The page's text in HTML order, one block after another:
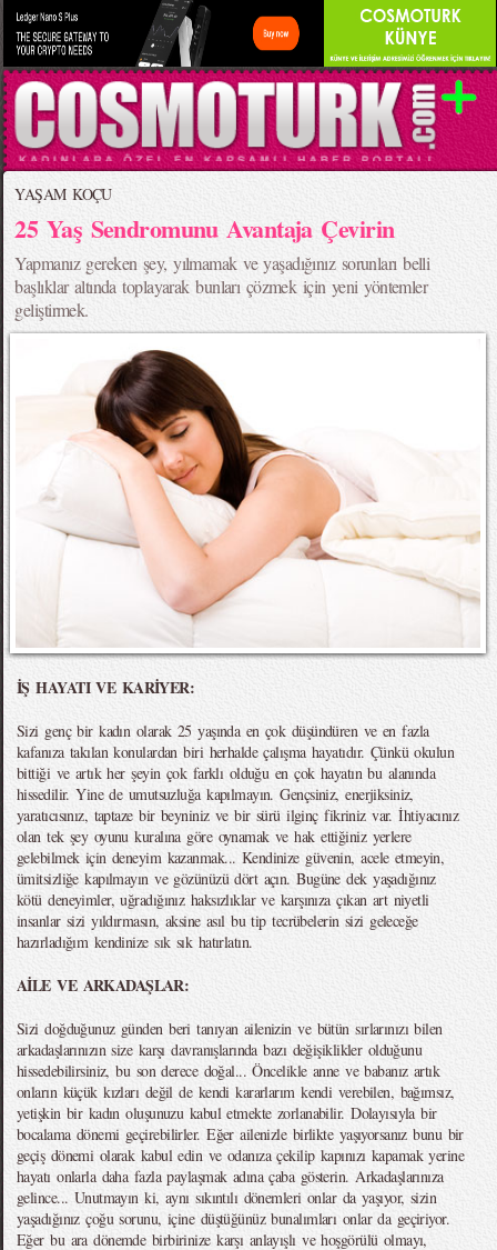
YAŞAM KOÇU
25 Yaş Sendromunu Avantaja Çevirin
Yapmanız gereken şey, yılmamak ve yaşadığınız sorunları belli
başlıklar altında toplayarak bunları çözmek için yeni yöntemler
geliştirmek.
İŞ HAYATI VE KARİYER:
Sizi genç bir kadın olarak 25 yaşında en çok düşündüren ve en fazla
kafanıza takılan konulardan biri herhalde çalışma hayatıdır. Çünkü okulun
bittiği ve artık her şeyin çok farklı olduğu en çok hayatın bu alanında
hissedilir. Yine de umutsuzluğa kapılmayın. Gençsiniz, enerjiksiniz,
yaratıcısınız, taptaze bir beyniniz ve bir sürü ilginç fikriniz var. İhtiyacınız
olan tek şey oyunu kuralına göre oynamak ve hak ettiğiniz yerlere
gelebilmek için deneyim kazanmak... Kendinize güvenin, acele etmeyin,
ümitsizliğe kapılmayın ve gözünüzü dört açın. Bugüne dek yaşadığınız
kötü deneyimler, uğradığınız haksızlıklar ve karşınıza çıkan art niyetli
insanlar sizi yıldırmasın, aksine asıl bu tip tecrübelerin sizi geleceğe
hazırladığım kendinize sık sık hatırlatın.
AİLE VE ARKADAŞLAR:
Sizi doğduğunuz günden beri tanıyan ailenizin ve bütün sırlarınızı bilen
arkadaşlarınızın size karşı davranışlarında bazı değişiklikler olduğunu
hissedebilirsiniz, bu son derece doğal... Öncelikle anne ve babanız artık
onların küçük kızları değil de kendi kararlarım kendi verebilen, bağımsız,
yetişkin bir kadın oluşunuzu kabul etmekte zorlanabilir. Dolayısıyla bir
bocalama dönemi geçirebilirler. Eğer ailenizle birlikte yaşıyorsanız bunu bir
geçiş dönemi olarak kabul edin ve odanıza çekilip kapınızı kapamak yerine
hayatı onlarla daha fazla paylaşmak adına çaba gösterin. Arkadaşlarınıza
gelince... Unutmayın ki, aynı sıkıntılı dönemleri onlar da yaşıyor, sizin
yaşadığınız çoğu sorunu, içine düştüğünüz bunalımları onlar da geçiriyor.
Eğer bu ara dönemde birbirinize karşı anlayışlı ve hoşgörülü olmayı,